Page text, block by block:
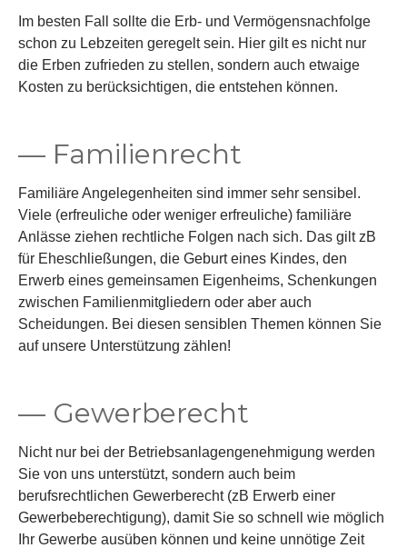
Im besten Fall sollte die Erb- und Vermögensnachfolge
schon zu Lebzeiten geregelt sein. Hier gilt es nicht nur
die Erben zufrieden zu stellen, sondern auch etwaige
Kosten zu berücksichtigen, die entstehen können.
— Familienrecht
Familiäre Angelegenheiten sind immer sehr sensibel.
Viele (erfreuliche oder weniger erfreuliche) familiäre
Anlässe ziehen rechtliche Folgen nach sich. Das gilt zB
für Eheschließungen, die Geburt eines Kindes, den
Erwerb eines gemeinsamen Eigenheims, Schenkungen
zwischen Familienmitgliedern oder aber auch
Scheidungen. Bei diesen sensiblen Themen können Sie
auf unsere Unterstützung zählen!
— Gewerberecht
Nicht nur bei der Betriebsanlagengenehmigung werden
Sie von uns unterstützt, sondern auch beim
berufsrechtlichen Gewerberecht (zB Erwerb einer
Gewerbeberechtigung), damit Sie so schnell wie möglich
Ihr Gewerbe ausüben können und keine unnötige Zeit